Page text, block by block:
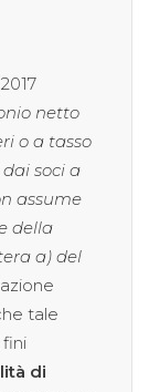
netto
o a tasso
soci a
assume
della
a) del
tale
di